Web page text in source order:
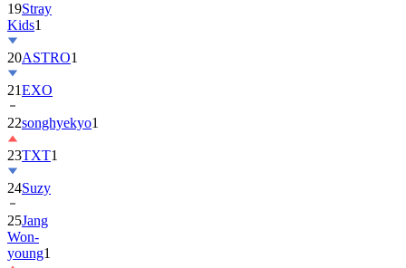
19Stray
Kids1
20ASTRO1
21EXO
22songhyekyo1
23TXT1
24Suzy
25Jang
Won-
young1